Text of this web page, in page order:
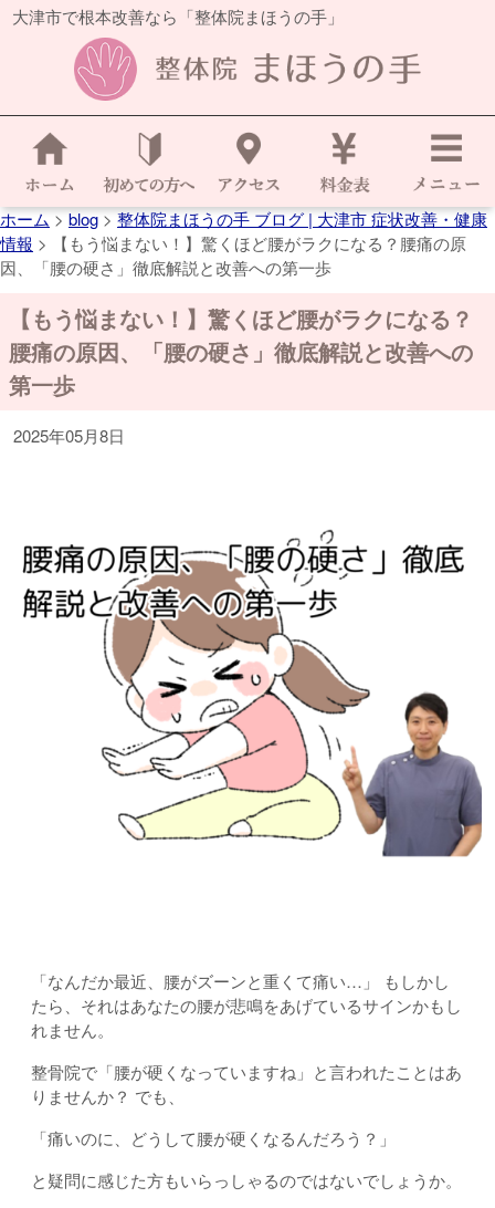
大津市で根本改善なら「整体院まほうの手」
ホーム>blog>整体院まほうの手 ブログ | 大津市 症状改善・健康
情報 >
【もう悩まない！】驚くほど腰がラクになる？腰痛の原
因、「腰の硬さ」徹底解説と改善への第一歩
【もう悩まない！】驚くほど腰がラクになる？
腰痛の原因、「腰の硬さ」徹底解説と改善への
第一歩
2025年05月8日
「なんだか最近、腰がズーンと重くて痛い…」 もしかし
たら、それはあなたの腰が悲鳴をあげているサインかもし
れません。
整骨院で「腰が硬くなっていますね」と言われたことはあ
りませんか？ でも、
「痛いのに、どうして腰が硬くなるんだろう？」
と疑問に感じた方もいらっしゃるのではないでしょうか。